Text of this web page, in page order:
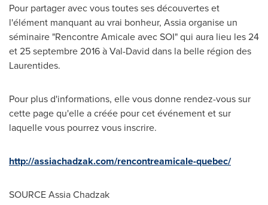
Pour partager avec vous toutes ses découvertes et
l'élément manquant au vrai bonheur, Assia organise un
séminaire "Rencontre Amicale avec SOI" qui aura lieu les 24
et 25 septembre 2016 àVal-David dans la belle région des
Laurentides.
Pour plus d'informations, elle vous donne rendez-vous sur
cette page qu'elle a créée pour cet événement et sur
laquelle vous pourrez vous inscrire.
http://assiachadzak.com/rencontreamicale-quebec/
SOURCEAssia Chadzak